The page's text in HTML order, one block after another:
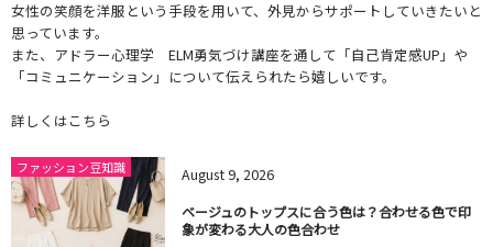
女性の笑顔を洋服という手段を用いて、外見からサポートしていきたいと
思っています。
また、アドラー心理学 ELM勇気づけ講座を通して「自己肯定感UP」や
「コミュニケーション」について伝えられたら嬉しいです。
詳しくはこちら
ファッション豆知識 August9, 2026
ベージュのトップスに合う色は？合わせる色で印
象が変わる大人の色合わせ